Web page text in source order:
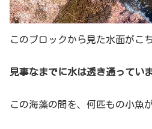
このブロックから見た水面がこち
見事なまでに水は透き通ってい
この海藻の間を、何匹もの小魚